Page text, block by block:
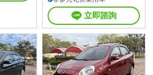
立即諮詢